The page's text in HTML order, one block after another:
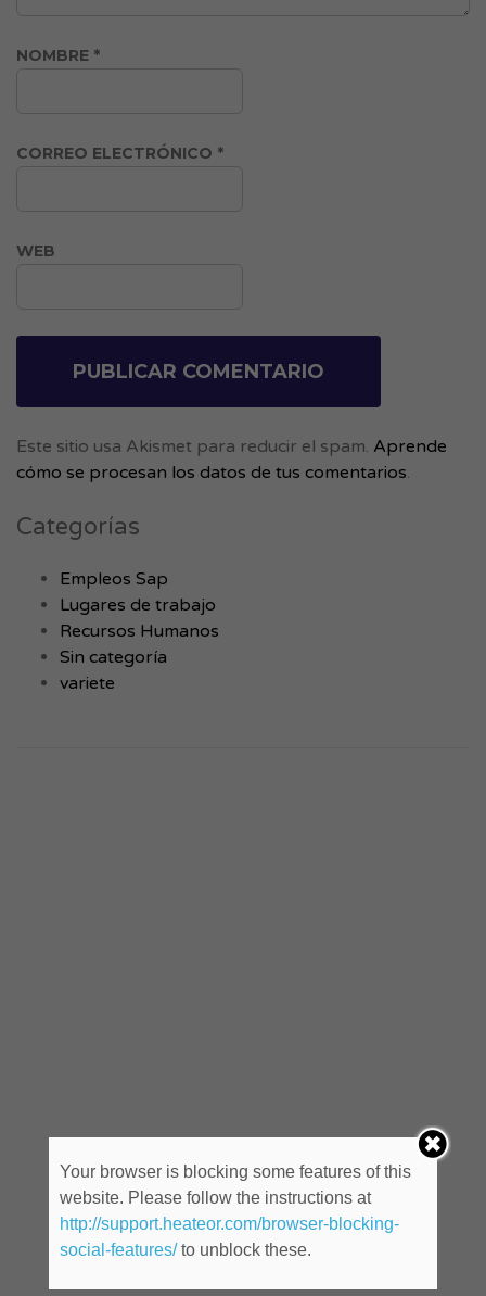
NOMBRE *
CORREO ELECTRÓNICO *
WEB
Este sitio usa Akismet para reducir el spam. Aprende
cómo se procesan los datos de tus comentarios.
Categorías
Empleos Sap
Lugares de trabajo
Recursos Humanos
Sin categoría
variete
Your browser is blocking some features of this
website. Please follow the instructions at
http://support.heateor.com/browser-blocking-
social-features/to unblock these.